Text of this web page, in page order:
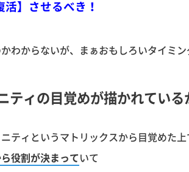
】させるべき！
わからないが、まぁおもしろいタイミ
ティの目覚めが描かれている
ティというマトリックスから目覚めた
役割が決まっていて